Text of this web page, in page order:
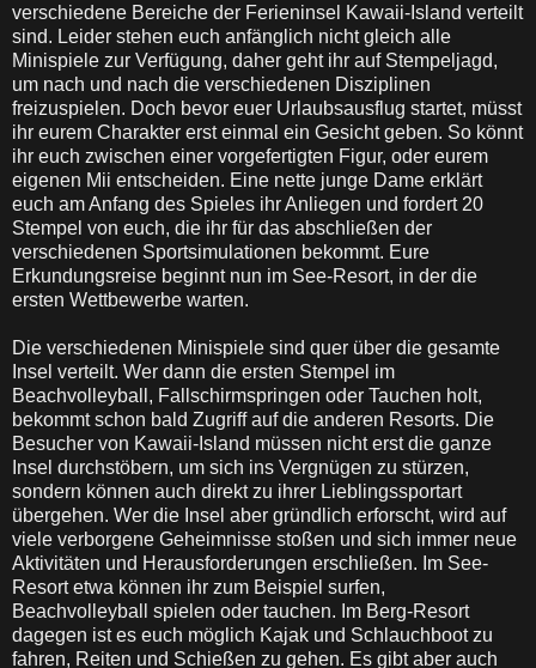
verschiedene Bereiche der Ferieninsel Kawaii-Island verteilt
sind. Leider stehen euch anfänglich nicht gleich alle
Minispiele zur Verfügung, daher geht ihr auf Stempeljagd,
um nach und nach die verschiedenen Disziplinen
freizuspielen. Doch bevor euer Urlaubsausflug startet, müsst
ihr eurem Charakter erst einmal ein Gesicht geben. So könnt
ihr euch zwischen einer vorgefertigten Figur, oder eurem
eigenen Mii entscheiden. Eine nette junge Dame erklärt
euch am Anfang des Spieles ihr Anliegen und fordert 20
Stempel von euch, die ihr für das abschließen der
verschiedenen Sportsimulationen bekommt. Eure
Erkundungsreise beginnt nun im See-Resort, in der die
ersten Wettbewerbe warten.
Die verschiedenen Minispiele sind quer über die gesamte
Insel verteilt. Wer dann die ersten Stempel im
Beachvolleyball, Fallschirmspringen oder Tauchen holt,
bekommt schon bald Zugriff auf die anderen Resorts. Die
Besucher von Kawaii-Island müssen nicht erst die ganze
Insel durchstöbern, um sich ins Vergnügen zu stürzen,
sondern können auch direkt zu ihrer Lieblingssportart
übergehen. Wer die Insel aber gründlich erforscht, wird auf
viele verborgene Geheimnisse stoßen und sich immer neue
Aktivitäten und Herausforderungen erschließen. Im See-
Resort etwa können ihr zum Beispiel surfen,
Beachvolleyball spielen oder tauchen. Im Berg-Resort
dagegen ist es euch möglich Kajak und Schlauchboot zu
fahren, Reiten und Schießen zu gehen. Es gibt aber auch